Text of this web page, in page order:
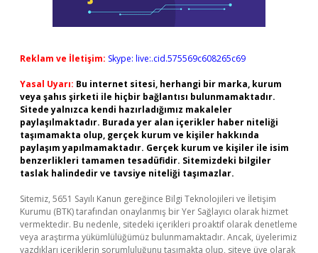
Reklam ve İletişim: Skype: live:.cid.575569c608265c69
Yasal Uyarı: Bu internet sitesi, herhangi bir marka, kurum
veya şahıs şirketi ile hiçbir bağlantısı bulunmamaktadır.
Sitede yalnızca kendi hazırladığımız makaleler
paylaşılmaktadır. Burada yer alan içerikler haber niteliği
taşımamakta olup, gerçek kurum ve kişiler hakkında
paylaşım yapılmamaktadır. Gerçek kurum ve kişiler ile isim
benzerlikleri tamamen tesadüfidir. Sitemizdeki bilgiler
taslak halindedir ve tavsiye niteliği taşımazlar.
Sitemiz, 5651 Sayılı Kanun gereğince Bilgi Teknolojileri ve İletişim
Kurumu (BTK) tarafından onaylanmış bir Yer Sağlayıcı olarak hizmet
vermektedir. Bu nedenle, sitedeki içerikleri proaktif olarak denetleme
veya araştırma yükümlülüğümüz bulunmamaktadır. Ancak, üyelerimiz
yazdıkları içeriklerin sorumluluğunu taşımakta olup, siteye üye olarak